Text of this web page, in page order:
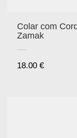
Colar com
Zamak
18.00 €